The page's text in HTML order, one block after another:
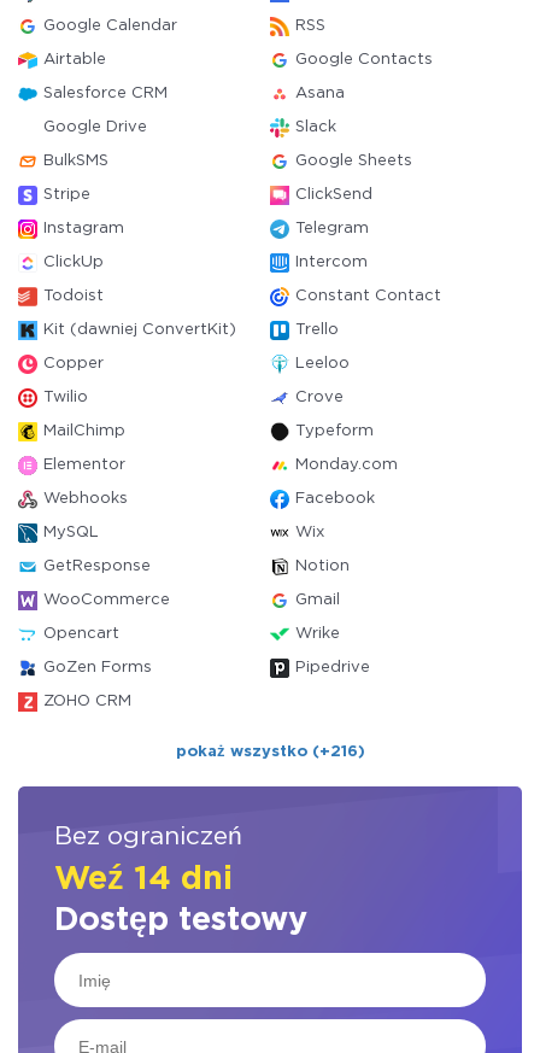
Google Calendar RSS
Airtable Google Contacts
Salesforce CRM Asana
Google Drive Slack
BulkSMS Google Sheets
Stripe ClickSend
Instagram Telegram
ClickUp Intercom
Todoist Constant Contact
Kit (dawniej ConvertKit) Trello
Copper Leeloo
Twilio Crove
MailChimp Typeform
Elementor Monday.com
Webhooks Facebook
MySQL Wix
GetResponse Notion
WooCommerce Gmail
Opencart Wrike
GoZen Forms Pipedrive
ZOHO CRM
pokaż wszystko (+216)
Bez ograniczeń
Weź 14 dni
Dostęp testowy